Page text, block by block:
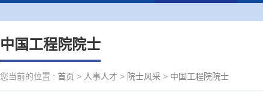
中国工程院院士
您当前的位置 : 首页 > 人事人才 > 院士风采 > 中国工程院院士